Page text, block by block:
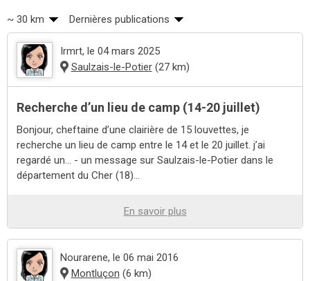
~ 30 km Dernières publications
Irmrt, le 04 mars 2025
Saulzais-le-Potier(27 km)
Recherche d’un lieu de camp (14-20 juillet)
Bonjour, cheftaine d’une clairière de 15 louvettes, je
recherche un lieu de camp entre le 14 et le 20 juillet. j’ai
regardé un... - un message sur Saulzais-le-Potier dans le
département du Cher (18)...
En savoir plus
Nourarene, le 06 mai 2016
Montluçon (6 km)